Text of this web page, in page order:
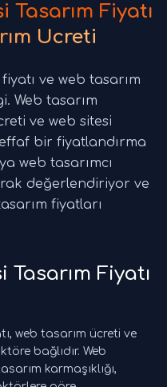
Tasarım Fiyatı
Ücreti
ve web tasarım
Web tasarım
ve web sitesi
bir fiyatlandırma
web tasarımcı
değerlendiriyor ve
fiyatları
Fiyatı
web tasarım ücreti ve
bağlıdır. Web
karmaşıklığı,